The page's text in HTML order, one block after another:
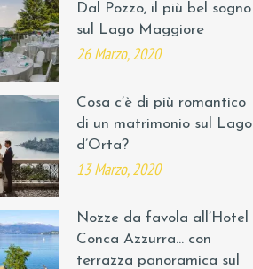
Dal Pozzo, il più bel sogno
sul Lago Maggiore
26 Marzo, 2020
Cosa c’è di più romantico
di un matrimonio sul Lago
d’Orta?
13 Marzo, 2020
Nozze da favola all’Hotel
Conca Azzurra… con
terrazza panoramica sul